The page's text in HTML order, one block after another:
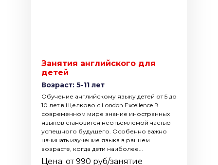
Занятия английского для
детей
Возраст: 5-11 лет
Обучение английскому языку детей от 5 до
10 лет в Щелково с London Excellence В
современном мире знание иностранных
языков становится неотъемлемой частью
успешного будущего. Особенно важно
начинать изучение языка в раннем
возрасте, когда дети наиболее...
Цена: от 990 руб/занятие